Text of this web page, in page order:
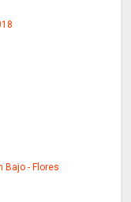
Bajo - Flores